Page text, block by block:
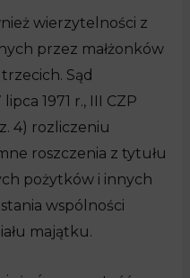
wierzytelności z
przez małżonków
Sąd
1971 r., III CZP
4) rozliczeniu
roszczenia z tytułu
pożytków i innych
wspólności
majątku.